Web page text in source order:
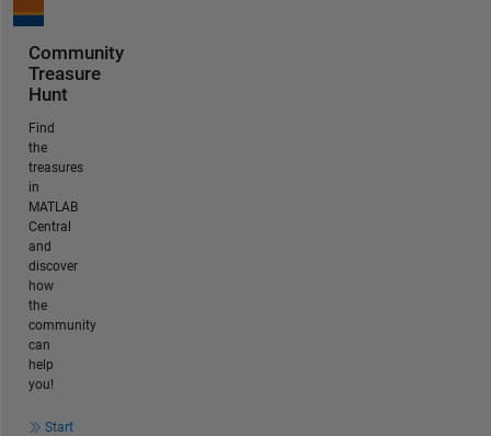
Community
Treasure
Hunt
Find
the
treasures
in
MATLAB
Central
and
discover
how
the
community
can
help
you!
Start